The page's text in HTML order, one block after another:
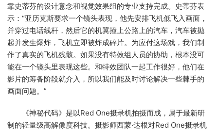
靠史蒂芬的设计意念和视觉效果组的专业支持完成。史蒂芬表
示：“亚历克斯要求一个镜头表现，他先安排飞机低飞入画面，
并穿过电话线杆，然后它的机翼撞上公路上的汽车，汽车被抛
起并发生爆炸，飞机立即被炸成碎片。为应付这场戏，我们制
作了真实的飞机残骸。如果没有特效组人员的协助，根本没可
能在一个镜头里表现这些。和特效团队一起工作很好，他们在
影片的筹备阶段就介入，所以我们能及时讨论解决一些棘手的
画面问题。”
《神秘代码》是以Red One摄录机拍摄而成，属于最新研
制的轻量级高解像度科技。摄影师西蒙·达根对Red One摄录机